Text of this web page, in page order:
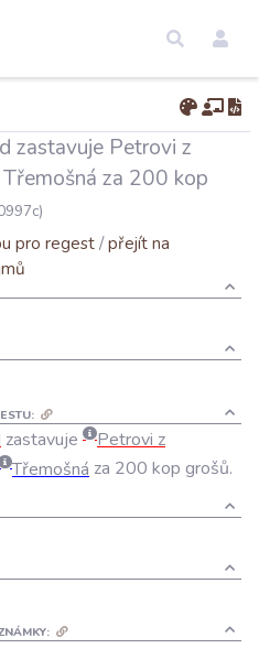
zastavuje Petrovi z
za 200 kop
pro regest/přejít na
zastavuje Petrovi z
Třemošná za 200 kop grošů.